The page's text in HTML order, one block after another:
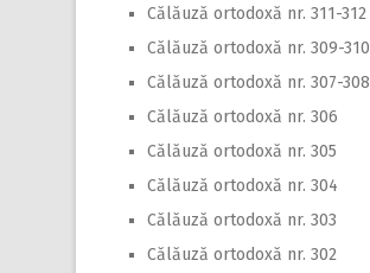
Călăuză ortodoxă nr. 311-312
Călăuză ortodoxă nr. 309-310
Călăuză ortodoxă nr. 307-308
Călăuză ortodoxă nr. 306
Călăuză ortodoxă nr. 305
Călăuză ortodoxă nr. 304
Călăuză ortodoxă nr. 303
Călăuză ortodoxă nr. 302